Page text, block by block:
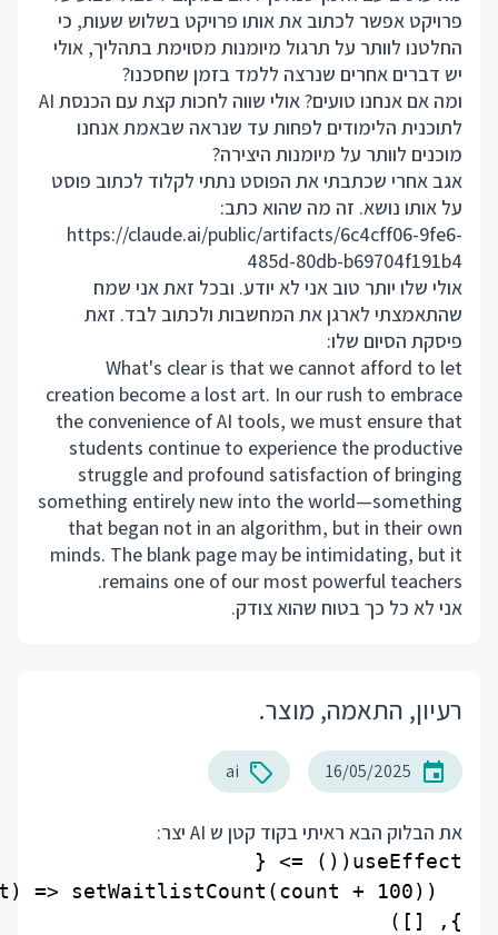
פרויקט אפשר לכתוב את אותו פרויקט בשלוש שעות, כי
החלטנו לוותר על תרגול מיומנות מסוימת בתהליך, אולי
יש דברים אחרים שנרצה ללמד בזמן שחסכנו?
ומה אם אנחנו טועים? אולי שווה לחכות קצת עם הכנסת AI
לתוכנית הלימודים לפחות עד שנראה שבאמת אנחנו
מוכנים לוותר על מיומנות היצירה?
אגב אחרי שכתבתי את הפוסט נתתי לקלוד לכתוב פוסט
על אותו נושא. זה מה שהוא כתב:
https://claude.ai/public/artifacts/6c4cff06-9fe6-
485d-80db-b69704f191b4
אולי שלו יותר טוב אני לא יודע. ובכל זאת אני שמח
שהתאמצתי לארגן את המחשבות ולכתוב לבד. זאת
פיסקת הסיום שלו:
What's clear is that we cannot afford to let
creation become a lost art. In our rush to embrace
the convenience of AI tools, we must ensure that
students continue to experience the productive
struggle and profound satisfaction of bringing
something entirely new into the world—something
that began not in an algorithm, but in their own
minds. The blank page may be intimidating, but it
remains one of our most powerful teachers.
אני לא כל כך בטוח שהוא צודק.
רעיון, התאמה, מוצר.
16/05/2025
ai
את הבלוק הבא ראיתי בקוד קטן ש AI יצר:
}, [])